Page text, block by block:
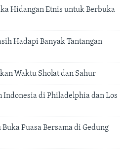
Hidangan Etnis untuk Berbuka
Hadapi Banyak Tantangan
Waktu Sholat dan Sahur
Indonesia di Philadelphia dan Los
Puasa Bersama di Gedung